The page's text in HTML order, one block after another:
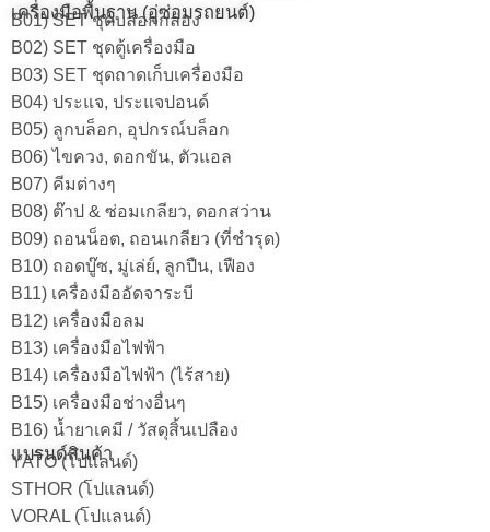
เครื่องมือพื้นฐาน (อู่ซ่อมรถยนต์)
B01) SET ชุดบล็อกกล่อง
B02) SET ชุดตู้เครื่องมือ
B03) SET ชุดถาดเก็บเครื่องมือ
B04) ประแจ, ประแจปอนด์
B05) ลูกบล็อก, อุปกรณ์บล็อก
B06) ไขควง, ดอกขัน, ตัวแอล
B07) คีมต่างๆ
B08) ต๊าป & ซ่อมเกลียว, ดอกสว่าน
B09) ถอนน็อต, ถอนเกลียว (ที่ชำรุด)
B10) ถอดบู๊ซ, มู่เล่ย์, ลูกปืน, เฟือง
B11) เครื่องมืออัดจาระบี
B12) เครื่องมือลม
B13) เครื่องมือไฟฟ้า
B14) เครื่องมือไฟฟ้า (ไร้สาย)
B15) เครื่องมือช่างอื่นๆ
B16) น้ำยาเคมี / วัสดุสิ้นเปลือง
แบรนด์สินค้า
YATO (โปแลนด์)
STHOR (โปแลนด์)
VORAL (โปแลนด์)